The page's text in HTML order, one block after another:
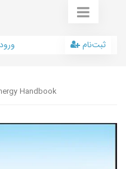
ورود ثبت‌نام
Handbook